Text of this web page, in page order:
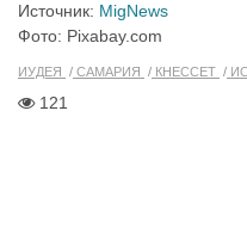
Источник: MigNews
Фото: Pixabay.com
ИУДЕЯ САМАРИЯ КНЕССЕТ
121